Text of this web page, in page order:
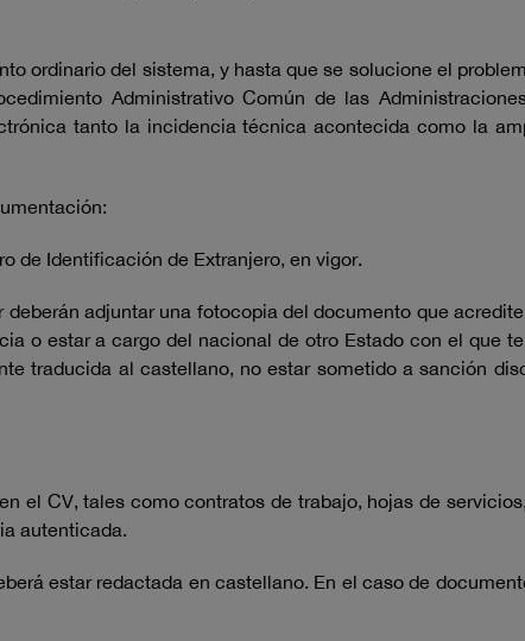
ordinario del sistema, y hasta que se solucione el
Administrativo Común de las
tanto la incidencia técnica acontecida como la
de Identificación de Extranjero, en vigor.
adjuntar una fotocopia del documento que
o estar a cargo del nacional de otro Estado con el que
traducida al castellano, no estar sometido a sanción
el CV, tales como contratos de trabajo, hojas de
autenticada.
estar redactada en castellano. En el caso de